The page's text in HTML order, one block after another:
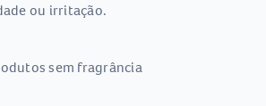
ou irritação.
sem fragrância